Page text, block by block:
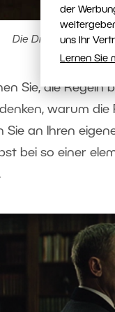
der
uns Ihr
Lernen Sie
Die Drittel-Regel im
Sie, die
warum die
Sie an Ihren
bei so einer